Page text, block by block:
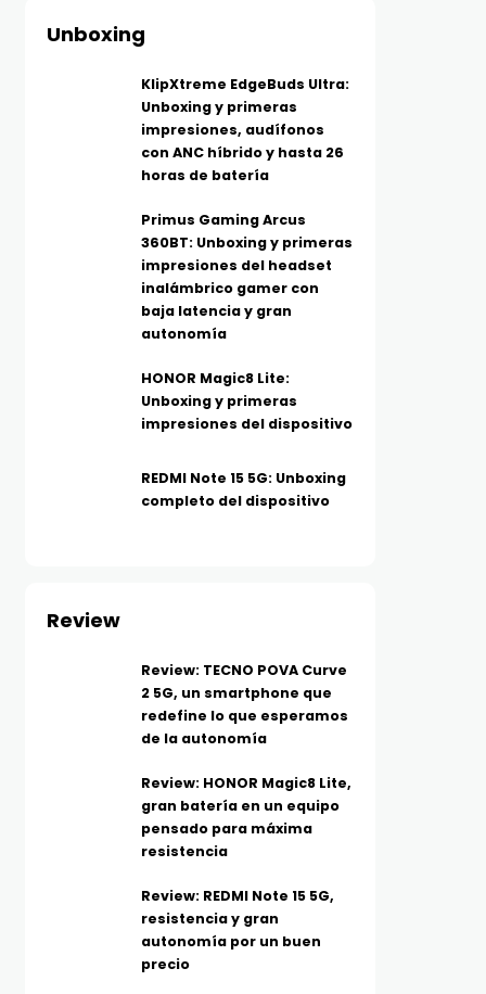
Unboxing
KlipXtreme EdgeBuds Ultra:
Unboxing y primeras
impresiones, audífonos
con ANC híbrido y hasta 26
horas de batería
Primus Gaming Arcus
360BT: Unboxing y primeras
impresiones del headset
inalámbrico gamer con
baja latencia y gran
autonomía
HONOR Magic8 Lite:
Unboxing y primeras
impresiones del dispositivo
REDMI Note 15 5G: Unboxing
completo del dispositivo
Review
Review: TECNO POVA Curve
2 5G, un smartphone que
redefine lo que esperamos
de la autonomía
Review: HONOR Magic8 Lite,
gran batería en un equipo
pensado para máxima
resistencia
Review: REDMI Note 15 5G,
resistencia y gran
autonomía por un buen
precio